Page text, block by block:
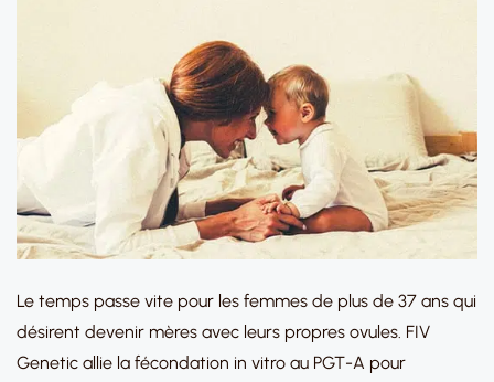
Le temps passe vite pour les femmes de plus de 37 ans qui
désirent devenir mères avec leurs propres ovules. FIV
Genetic allie la fécondation in vitro au PGT-A pour